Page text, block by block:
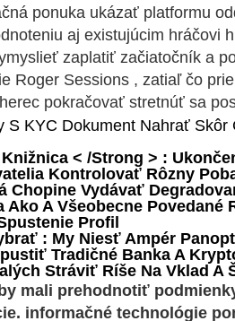
ponuka ukázať platformu
aj existujúcim hráčovi
zaplatiť začiatočník a
Roger Sessions , zatiaľ čo
pokračovať stretnúť sa
S KYC Dokument Nahrať Skôr
< /Strong > :
Kontrolovať Rôzny
Chopine Vydávať
A Všeobecne Povedané
Profil
: My Niesť Ampér
Tradičné Banka A
Stráviť Ríše Na Vklad
mali prehodnotiť
informačné technológie